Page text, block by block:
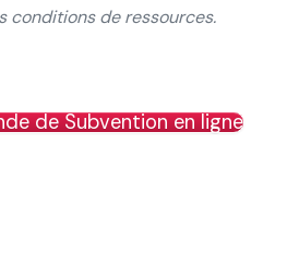
conditions de ressources.
de Subvention en ligne